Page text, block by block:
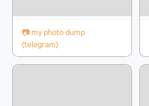
📷 my photo dump
(telegram)